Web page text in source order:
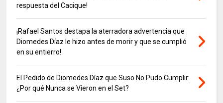
respuesta del Cacique!
¡Rafael Santos destapa la aterradora advertencia que
Diomedes Díaz le hizo antes de morir y que se cumplió
en su entierro!
El Pedido de Diomedes Díaz que Suso No Pudo Cumplir:
¿Por qué Nunca se Vieron en el Set?